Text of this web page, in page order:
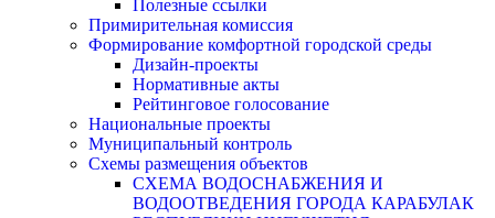
Полезные ссылки
Примирительная комиссия
Формирование комфортной городской среды
Дизайн-проекты
Нормативные акты
Рейтинговое голосование
Национальные проекты
Муниципальный контроль
Схемы размещения объектов
СХЕМА ВОДОСНАБЖЕНИЯ И
ВОДООТВЕДЕНИЯ ГОРОДА КАРАБУЛАК